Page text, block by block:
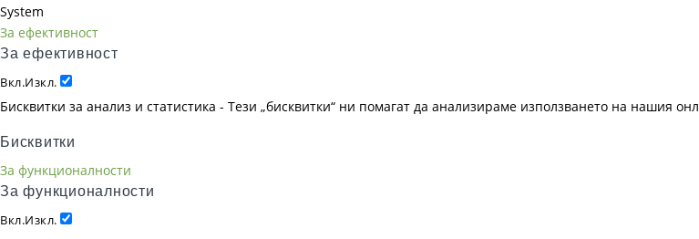
System
За ефективност
За ефективност
Вкл.Изкл.
Бисквитки за анализ и статистика - Тези „бисквитки“ ни помагат да анализираме използването на нашия
Бисквитки
За функционалности
За функционалности
Вкл.Изкл.